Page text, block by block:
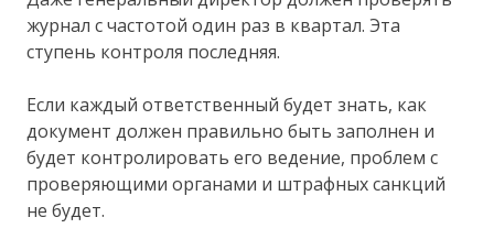
журнал с частотой один раз в квартал. Эта
ступень контроля последняя.
Если каждый ответственный будет знать, как
документ должен правильно быть заполнен и
будет контролировать его ведение, проблем с
проверяющими органами и штрафных санкций
не будет.